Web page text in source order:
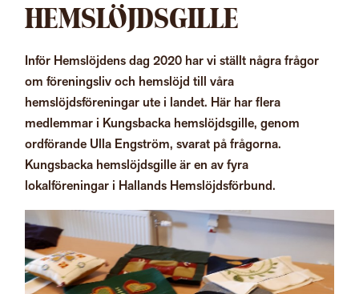
HEMSLÖJDSGILLE
Inför Hemslöjdens dag 2020 har vi ställt några frågor
om föreningsliv och hemslöjd till våra
hemslöjdsföreningar ute i landet. Här har flera
medlemmar i Kungsbacka hemslöjdsgille, genom
ordförande Ulla Engström, svarat på frågorna.
Kungsbacka hemslöjdsgille är en av fyra
lokalföreningar i Hallands Hemslöjdsförbund.